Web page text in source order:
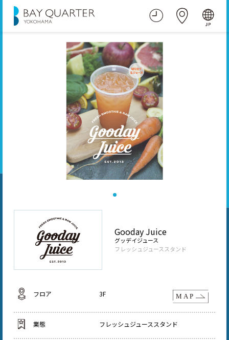
Gooday Juice
グッデイジュース
フレッシュジューススタンド
フロア 3F
業態 フレッシュジューススタンド